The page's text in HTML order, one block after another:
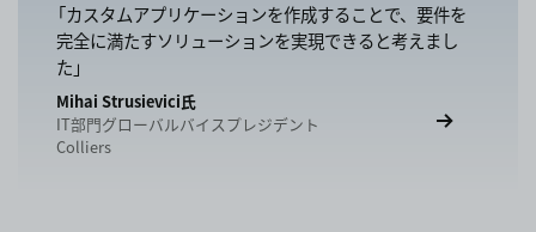
「カスタムアプリケーションを作成することで、要件を
完全に満たすソリューションを実現できると考えまし
た」
Mihai Strusievici氏
IT部門グローバルバイスプレジデント
Colliers